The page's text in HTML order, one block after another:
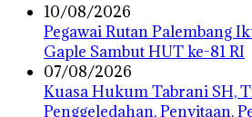
10/08/2026
Pegawai Rutan Palembang
Gaple Sambut HUT ke-81 RI
07/08/2026
‎Kuasa Hukum Tabrani SH,
Penggeledahan, Penyitaan,